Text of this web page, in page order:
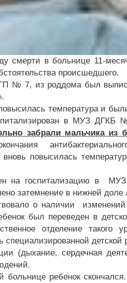
в больнице 11-
происшедшего.
№ 7, из роддома был
температура и
в МУЗ ДГКБ
забрали мальчика из
повысилась
на госпитализацию в
затемнение в нижней доле
о наличии
был переведен в
отделение такого
специализированной
(дыхание, сердечная
больнице ребенок